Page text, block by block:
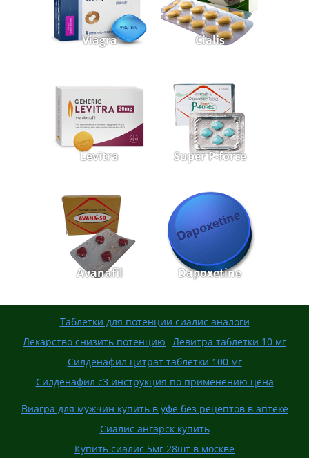
Viagra Cialis
Levitra Super P-force
Avanafil Dapoxetine
Таблетки для потенции сиалис аналоги
Лекарство снизить потенцию
Левитра таблетки 10 мг
Силденафил цитрат таблетки 100 мг
Силденафил с3 инструкция по применению цена
Виагра для мужчин купить в уфе без рецептов в аптеке
Сиалис ангарск купить
Купить сиалис 5мг 28шт в москве